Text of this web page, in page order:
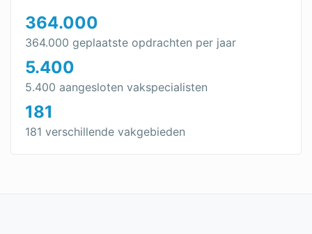
Dakbedekking plat dak
Dakdekkersbedrijf
Dakpannen kopen
Goedkope dakbedekking
364.000
364.000 geplaatste opdrachten per jaar
5.400
5.400 aangesloten vakspecialisten
181
181 verschillende vakgebieden